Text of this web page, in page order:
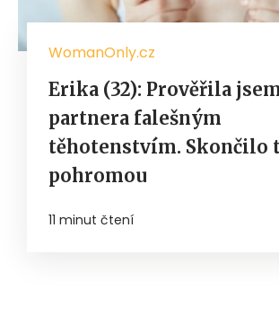
WomanOnly.cz
Erika (32): Prověřila
partnera falešným
těhotenstvím. Skončilo
pohromou
11 minut čtení